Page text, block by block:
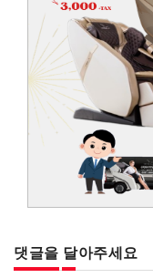
댓글을 달아주세요